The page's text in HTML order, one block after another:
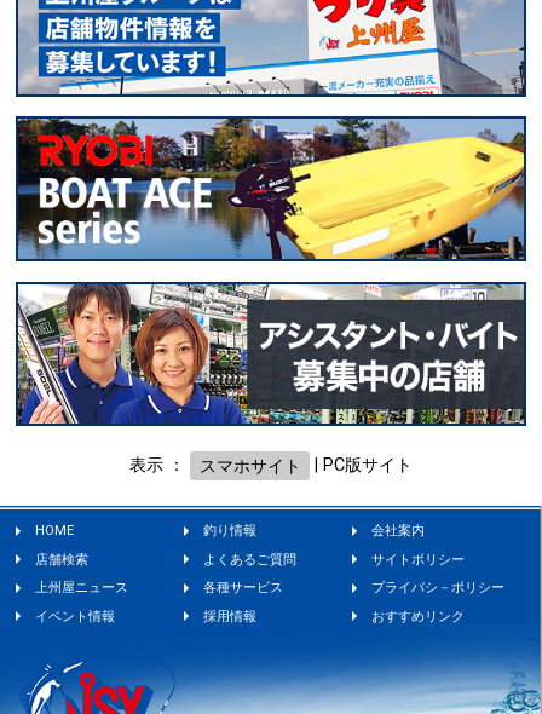
表示 ： スマホサイト PC版サイト
HOME 釣り情報
会社案内
店舗検索
よくあるご質問
サイトポリシー
上州屋ニュース
各種サービス
プライバシ－ポリシー
イベント情報
採用情報 おすすめリンク